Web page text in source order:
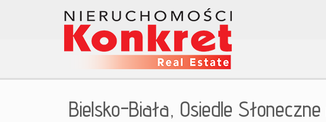
Bielsko-Biała, Osiedle Słoneczne